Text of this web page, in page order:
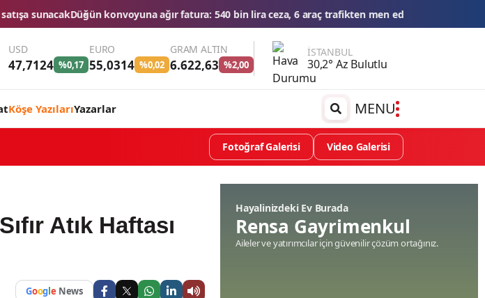
ağır fatura: 540 bin lira ceza, 6 araç trafikten men edildiTHY'den tüm zamanların yolcu ve uçuş rekoru
USD
47,7124 %0,17
EURO
55,0314 %0,02
GRAM ALTIN
6.622,63 %2,00
İSTANBUL
30,2° Az Bulutlu
Köşe YazılarıYazarlar MENU
Fotoğraf Galerisi Video Galerisi
Atık Haftası
Google News
Hayalinizdeki Ev Burada
Rensa Gayrimenkul
Aileler ve yatırımcılar için güvenilir çözüm ortağınız.